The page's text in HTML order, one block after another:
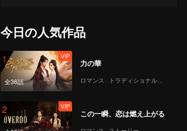
今日の人気作品
1
全36話
VIP
力の華
ロマンス · トラディショナル・コスチューム
2 VIP
この一瞬、恋は燃え上がる